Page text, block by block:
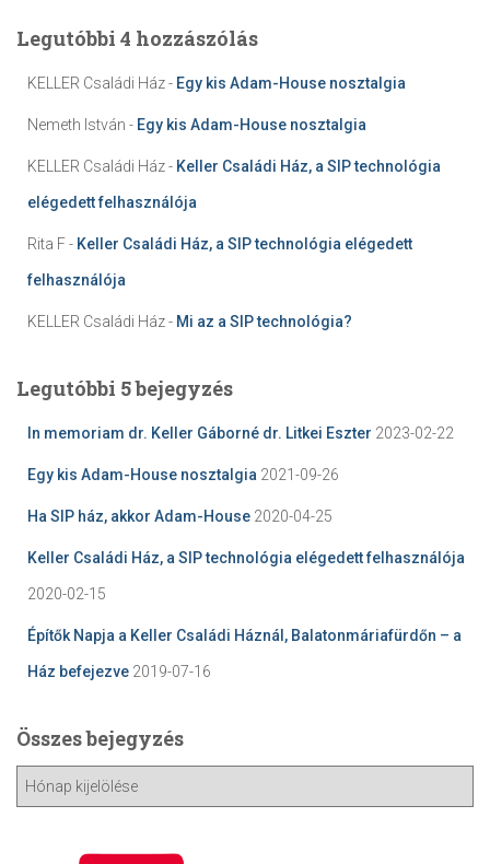
Legutóbbi 4 hozzászólás
KELLER Családi Ház- Egy kis Adam-House nosztalgia
Nemeth István - Egy kis Adam-House nosztalgia
KELLER Családi Ház- Keller Családi Ház, a SIP technológia
elégedett felhasználója
Rita F- Keller Családi Ház, a SIP technológia elégedett
felhasználója
KELLER Családi Ház- Mi az a SIP technológia?
Legutóbbi 5 bejegyzés
In memoriam dr. Keller Gáborné dr. Litkei Eszter 2023-02-22
Egy kis Adam-House nosztalgia 2021-09-26
Ha SIP ház, akkor Adam-House 2020-04-25
Keller Családi Ház, a SIP technológia elégedett felhasználója
2020-02-15
Építők Napja a Keller Családi Háznál, Balatonmáriafürdőn – a
Ház befejezve 2019-07-16
Összes bejegyzés